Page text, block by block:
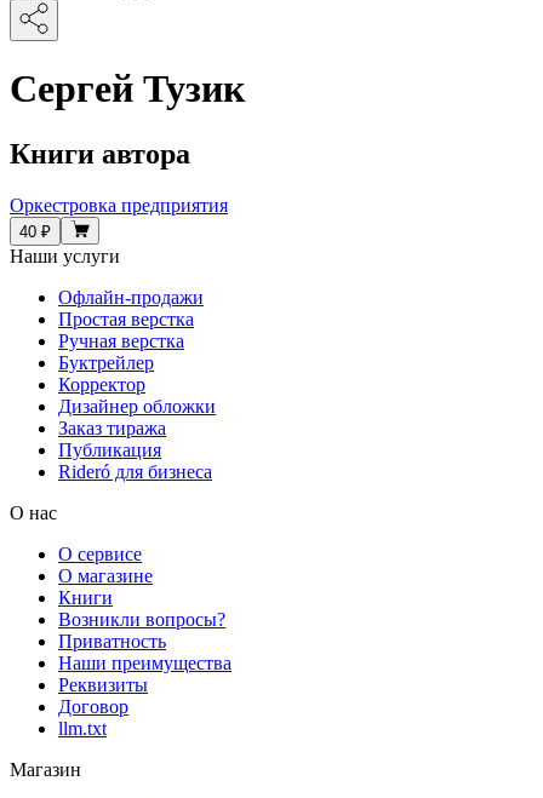
Сергей Тузик
Книги автора
Оркестровка предприятия
40 ₽
Наши услуги
Офлайн-продажи
Простая верстка
Ручная верстка
Буктрейлер
Корректор
Дизайнер обложки
Заказ тиража
Публикация
Rideró для бизнеса
О нас
О сервисе
О магазине
Книги
Возникли вопросы?
Приватность
Наши преимущества
Реквизиты
Договор
llm.txt
Магазин